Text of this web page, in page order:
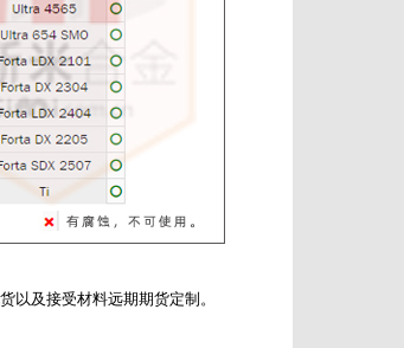
以及接受材料远期期货定制。